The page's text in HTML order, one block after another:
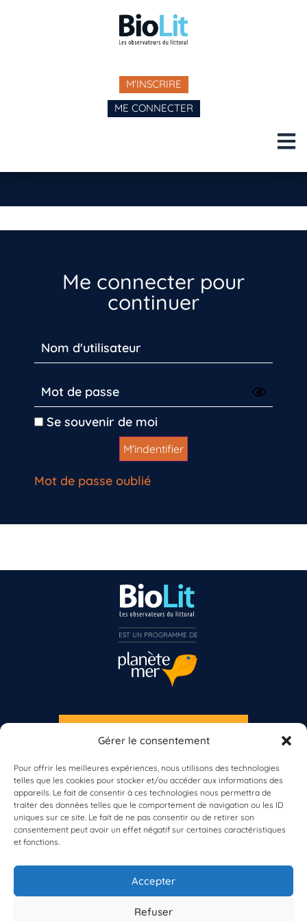
Gérer le consentement
Pour offrir les meilleures expériences, nous utilisons des technologies
telles que les cookies pour stocker et/ou accéder aux informations des
appareils. Le fait de consentir à ces technologies nous permettra de
traiter des données telles que le comportement de navigation ou les ID
uniques sur ce site. Le fait de ne pas consentir ou de retirer son
consentement peut avoir un effet négatif sur certaines caractéristiques
et fonctions.
Accepter
Refuser
M'INSCRIRE
ME CONNECTER
Me connecter pour
continuer
Se souvenir de moi
Mot de passe oublié
À propos de BioLit
Vos données d'observation
Ressources
Résultats du programme
S'INSCRIRE À LA NEWSLETTER
Vous n’êtes pas encore inscrit à Biolit ?
Inscrivez-vous dès maintenant